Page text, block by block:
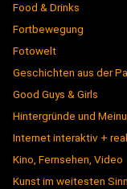
Food & Drinks
Fortbewegung
Fotowelt
Geschichten aus der
Good Guys & Girls
Hintergründe und
Internet interaktiv + real
Kino, Fernsehen, Video
Kunst im weitesten